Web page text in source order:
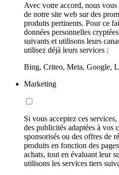
Avec votre accord, nous
de notre site web sur des
produits pertinents. Pour ce
données personnelles
suivants et utilisons leurs
utilisez déjà leurs services :
Bing, Criteo, Meta, Google,
Marketing
Si vous acceptez ces
des publicités adaptées à vos
sponsorisés ou des offres de
produits en fonction des
achats, tout en évaluant leur
utilisons les services tiers